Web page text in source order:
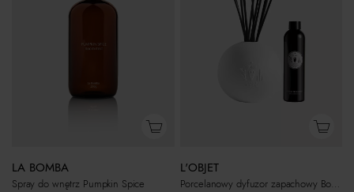
LA BOMBA
Spray do wnętrz Pumpkin Spice
L'OBJET
Porcelanowy dyfuzor zapachowy Bois Sauvage